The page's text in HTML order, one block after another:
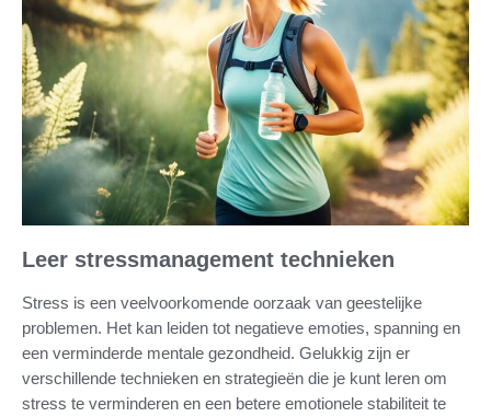
Leer stressmanagement technieken
Stress is een veelvoorkomende oorzaak van geestelijke
problemen. Het kan leiden tot negatieve emoties, spanning en
een verminderde mentale gezondheid. Gelukkig zijn er
verschillende technieken en strategieën die je kunt leren om
stress te verminderen en een betere emotionele stabiliteit te